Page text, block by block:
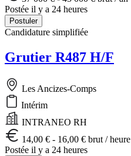
Postée il y a 24 heures
Postuler
Candidature simplifiée
Grutier R487 H/F
Les Ancizes-Comps
Intérim
INTRANEO RH
14,00 € - 16,00 € brut / heure
Postée il y a 24 heures